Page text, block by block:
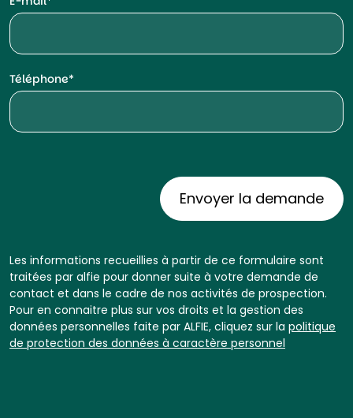
Téléphone
Les informations recueillies à partir de ce formulaire sont
traitées par alfie pour donner suite à votre demande de
contact et dans le cadre de nos activités de prospection.
Pour en connaitre plus sur vos droits et la gestion des
données personnelles faite par ALFIE, cliquez sur la politique
de protection des données à caractère personnel